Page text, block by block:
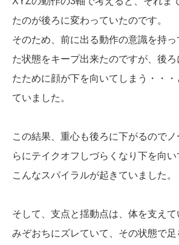
たのが後ろに変わっていたのです。
そのため、前に出る動作の意識を持
た状態をキープ出来たのですが、後
たために顔が下を向いてしまう・・
ていました。
この結果、重心も後ろに下がるので
らにテイクオフしづらくなり下を向い
こんなスパイラルが起きていました。
そして、支点と揺動点は、体を支え
みぞおちにズレていて、その状態で